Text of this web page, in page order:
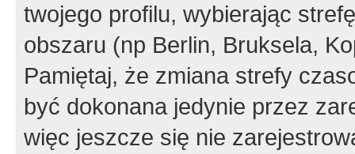
twojego profilu, wybierając
obszaru (np Berlin, Bruksela,
Pamiętaj, że zmiana strefy
być dokonana jedynie przez
więc jeszcze się nie